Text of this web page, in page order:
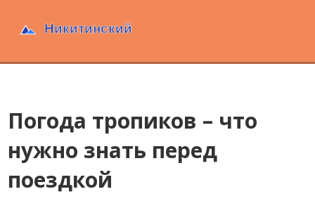
Погода тропиков – что
нужно знать перед
поездкой